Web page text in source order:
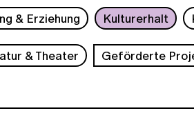
& Erziehung Kulturerhalt
& Theater Geförderte